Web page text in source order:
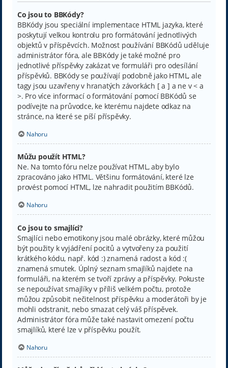
Co jsou to BBKódy?
BBKódy jsou speciální implementace HTML jazyka, které
poskytují velkou kontrolu pro formátování jednotlivých
objektů v příspěvcích. Možnost používání BBKódů uděluje
administrátor fóra, ale BBKódy je také možné pro
jednotlivé příspěvky zakázat ve formuláři pro odesílání
příspěvků. BBKódy se používají podobně jako HTML, ale
tagy jsou uzavřeny v hranatých závorkách [ a ] a ne v < a
>. Pro více informací o formátování pomocí BBKódů se
podívejte na průvodce, ke kterému najdete odkaz na
stránce, na které se píší příspěvky.
Nahoru
Můžu použít HTML?
Ne. Na tomto fóru nelze používat HTML, aby bylo
zpracováno jako HTML. Většinu formátování, které lze
provést pomocí HTML, lze nahradit použitím BBKódů.
Nahoru
Co jsou to smajlíci?
Smajlíci nebo emotikony jsou malé obrázky, které můžou
být použity k vyjádření pocitů a vytvořeny za použití
krátkého kódu, např. kód :) znamená radost a kód :(
znamená smutek. Úplný seznam smajlíků najdete na
formuláři, na kterém se tvoří zprávy a příspěvky. Pokuste
se nepoužívat smajlíky v příliš velkém počtu, protože
můžou způsobit nečitelnost příspěvku a moderátoři by je
mohli odstranit, nebo smazat celý váš příspěvek.
Administrátor fóra může také nastavit omezení počtu
smajlíků, které lze v příspěvku použít.
Nahoru